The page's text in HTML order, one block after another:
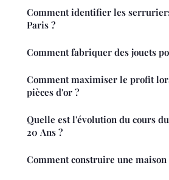
Comment identifier les
Paris ?
Comment fabriquer des jouets
Comment maximiser le profit
pièces d'or ?
Quelle est l'évolution du cours
20 Ans ?
Comment construire une maison